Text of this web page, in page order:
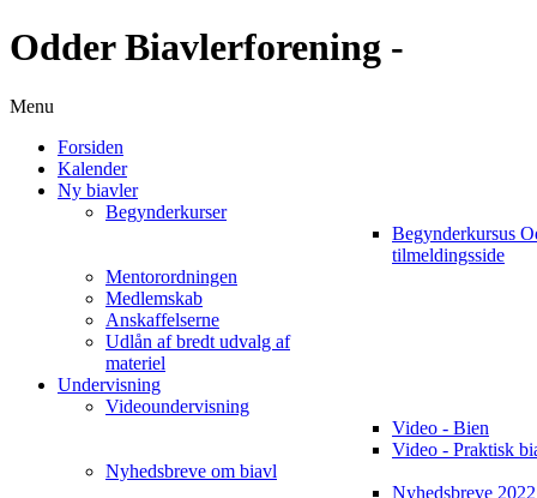
Odder Biavlerforening -
Menu
Forsiden
Kalender
Ny biavler
Begynderkurser
Begynderkursus
tilmeldingsside
Mentorordningen
Medlemskab
Anskaffelserne
Udlån af bredt udvalg af
materiel
Undervisning
Videoundervisning
Video - Bien
Video - Praktisk
Nyhedsbreve om biavl
Nyhedsbreve 2022